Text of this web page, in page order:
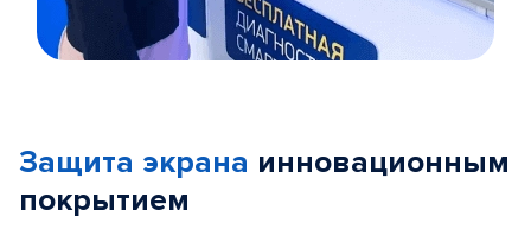
5
Защита экрана инновационным
покрытием